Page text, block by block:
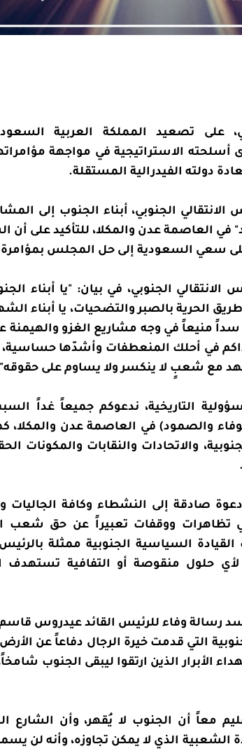
على تصعيد المملكة العربية
أسلحته الاستراتيجية في مواجهة
دولته الفيدرالية المستقلة.
الجنوبي، أبناء الجنوب إلى
في العاصمة عدن والمكلا، للتأكيد على أن
سعي السعودية إلى حل المجلس بمؤامرة
الجنوبي، في بيان: "يا أبناء
الحرية بالصبر والتضحيات، يا أبناء
سداً منيعاً في وجه مشاريع الغزو والهيمنة
في أحلك المنعطفات وأشدّها
مع شعبٍ لا ينكسر ولا يساوم على
التاريخية، ندعوكم جميعاً غداً
والصمود) في العاصمة عدن والمكلا،
والاتحادات والنقابات والمكونات
صادقة إلى النشطاء وكافة الجاليات
تظاهرات ووقفات تعبيراً عن حق شعب
السياسية الجنوبية ممثلة
حلول منقوصة أو التفافية تستهدف
وفاء للرئيس القائد عيدروس قاسم
التي قدمت خيرة الرجال دفاعاً عن
الأبرار الذين ارتقوا ليبقى الجنوب
معاً أن الجنوب لا يُقهر، وأن الشارع
الشعبية الذي لا يمكن تجاوزه، وأنه لن